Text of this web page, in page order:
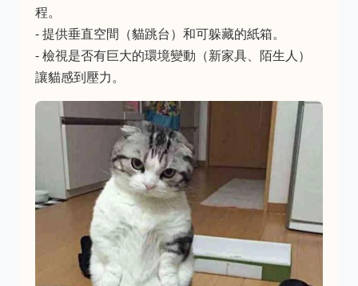
程。
- 提供垂直空間（貓跳台）和可躲藏的紙箱。
- 檢視是否有巨大的環境變動（新家具、陌生人）
讓貓感到壓力。